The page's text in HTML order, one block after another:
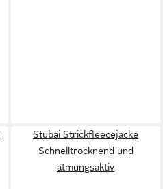
Stubai Strickfleecejacke
Schnelltrocknend und
atmungsaktiv